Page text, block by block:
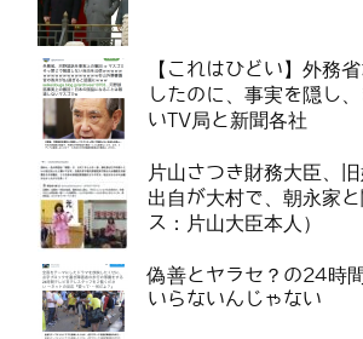
【これはひどい】外務
したのに、事実を隠し
いTV局と新聞各社
片山さつき財務大臣、
出自が大村で、朝永家
ス：片山大臣本人）
偽善とヤラセ？の24時
いらないんじゃない